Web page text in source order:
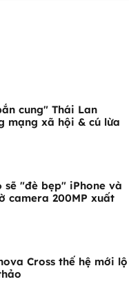
cung" Thái Lan
mạng xã hội & cú lừa
sẽ "đè bẹp" iPhone và
camera 200MP xuất
Cross thế hệ mới lộ